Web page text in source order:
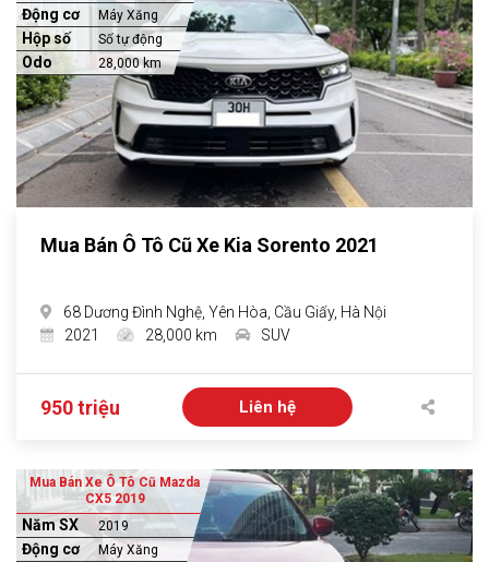
Động cơ Máy Xăng
Hộp số Số tự động
Odo 28,000 km
Mua Bán Ô Tô Cũ Xe Kia Sorento 2021
68 Dương Đình Nghệ, Yên Hòa, Cầu Giấy, Hà Nội
2021
28,000 km SUV
950 triệu Liên hệ
Mua Bán Xe Ô Tô Cũ Mazda
CX5 2019
Năm SX 2019
Động cơ Máy Xăng